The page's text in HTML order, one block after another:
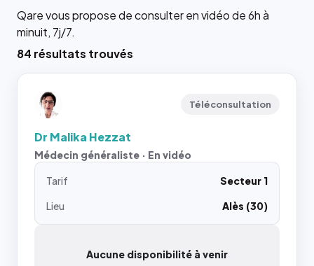
Qare vous propose de consulter en vidéo de 6h à
minuit, 7j/7.
84 résultats trouvés
Téléconsultation
Dr Malika Hezzat
Médecin généraliste · En vidéo
Tarif
Secteur 1
Lieu
Alès (30)
Aucune disponibilité à venir